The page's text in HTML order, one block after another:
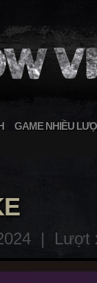
GAME NHIỀU
| Lượt